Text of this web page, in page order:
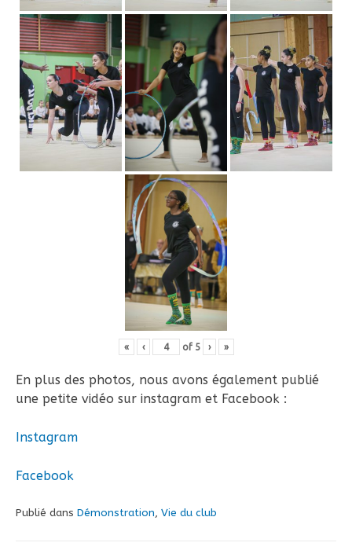
« ‹ of 5 › »
En plus des photos, nous avons également publié
une petite vidéo sur instagram et Facebook :
Instagram
Facebook
Publié dans Démonstration, Vie du club